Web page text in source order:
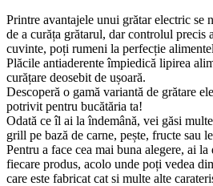
Printre avantajele unui grătar electric se
de a curăța grătarul, dar controlul precis
cuvinte, poți rumeni la perfecție
Plăcile antiaderente împiedică lipirea
curățare deosebit de ușoară.
Descoperă o gamă variantă de grătare
potrivit pentru bucătăria ta!
Odată ce îl ai la îndemână, vei găsi
grill pe bază de carne, pește, fructe sau
Pentru a face cea mai buna alegere, ai
fiecare produs, acolo unde poți vedea
care este fabricat cat si multe alte